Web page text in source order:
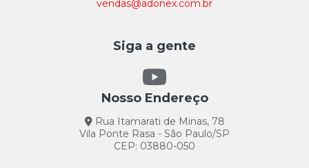
vendas@adonex.com.br
Siga a gente
Nosso Endereço
Rua Itamarati de Minas, 78
Vila Ponte Rasa - São Paulo/SP
CEP: 03880-050